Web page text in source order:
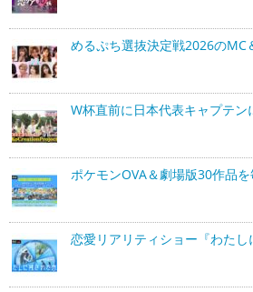
めるぷち選抜決定戦2026のMC
W杯直前に日本代表キャプテ
ポケモンOVA＆劇場版30作品
恋愛リアリティショー『わた